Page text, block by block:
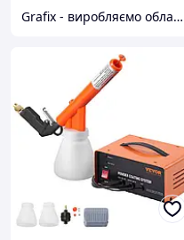
Grafix - виробляємо обладнання для порошкового фарбування